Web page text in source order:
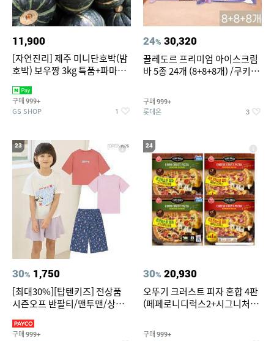
11,900
[자연진리] 제주 미니단호박(밤
호박) 보우짱 3kg 특품+파마산
구매 999+
GS SHOP 1
24% 30,320
끌레도르 프리미엄 아이스크림
바 5종 24개 (8+8+8개) /쿠키앤
구매 999+
롯데온 3
23
30% 1,750
[최대30%][탑텐키즈] 전상품
시즌오프 반팔티/맨투맨/상하
구매 999+
24
30% 20,930
오뚜기 크러스트 피자 혼합 4판
(페페로니디럭스2+시그니처익
구매 999+